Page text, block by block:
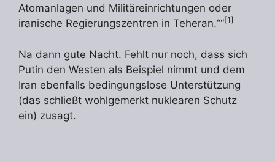
Atomanlagen und Militäreinrichtungen oder
iranische Regierungszentren in Teheran.““[1]
Na dann gute Nacht. Fehlt nur noch, dass sich
Putin den Westen als Beispiel nimmt und dem
Iran ebenfalls bedingungslose Unterstützung
(das schließt wohlgemerkt nuklearen Schutz
ein) zusagt.